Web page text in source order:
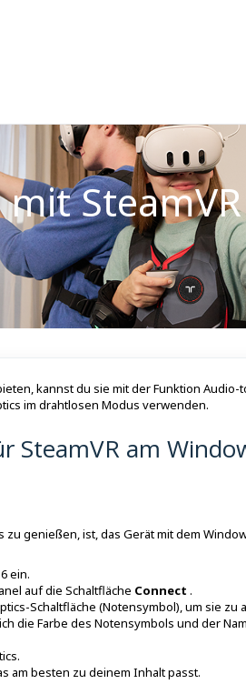
kannst du sie mit der Funktion Audio-
im drahtlosen Modus verwenden.
SteamVR am
genießen, ist, das Gerät mit dem
ein.
auf die Schaltfläche Connect .
Schaltfläche (Notensymbol), um sie zu
die Farbe des Notensymbols und der
am besten zu deinem Inhalt passt.